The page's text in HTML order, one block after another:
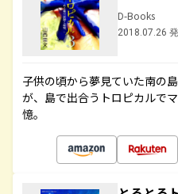
D-Books
2018.07.26
子供の頃から夢見ていた南の
が、島で出合うトロピカルで
憶。